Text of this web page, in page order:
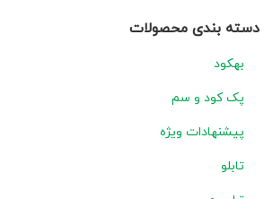
دسته بندی محصولات
بهکود
پک کود و سم
پیشنهادات ویژه
تابلو